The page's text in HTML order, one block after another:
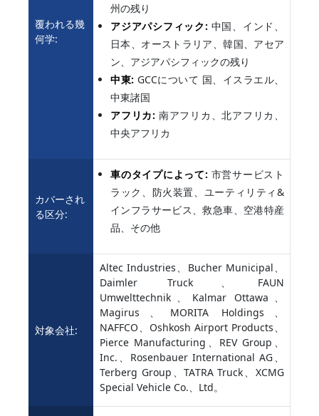
覆われる幾
何学:
州の残り
アジアパシフィック: 中国、インド、
日本、オーストラリア、韓国、アセア
ン、アジアパシフィックの残り
中東: GCCについて 国、イスラエル、
中東諸国
アフリカ: 南アフリカ、北アフリカ、
中央アフリカ
カバーされ
る区分:
車のタイプによって: 市営サービスト
ラック、防火装置、ユーティリティ&
インフラサービス、救急車、空港特産
品、その他
対象会社:
Altec Industries、Bucher Municipal、
Daimler Truck、FAUN
Umwelttechnik、Kalmar Ottawa、
Magirus、MORITA Holdings、
NAFFCO、Oshkosh Airport Products、
Pierce Manufacturing、REV Group、
Inc.、Rosenbauer International AG、
Terberg Group、TATRA Truck、XCMG
Special Vehicle Co.、Ltd。